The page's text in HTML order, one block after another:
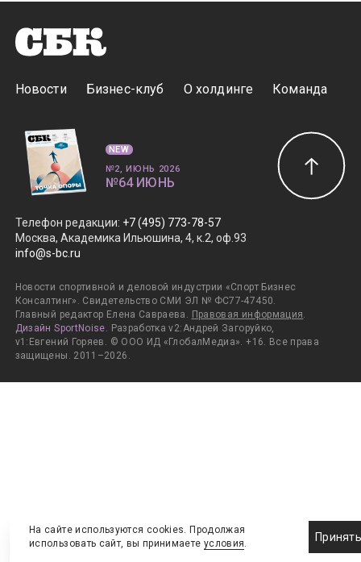
Новости Бизнес-клуб О холдинге Команда
Телефон редакции: +7 (495) 773-78-57
Москва, Академика Ильюшина, 4, к.2, оф.93
info@s-bc.ru
Новости спортивной и деловой индустрии «Спорт Бизнес
Консалтинг». Свидетельство СМИ ЭЛ № ФС77-47450.
Главный редактор Елена Савраева. Правовая информация.
Дизайн SportNoise. Разработка v2:Андрей Загоруйко,
v1:Евгений Горяев. © ООО ИД «ГлобалМедиа». +16. Все права
защищены. 2011–2026.
NEW
№2, ИЮНЬ 2026
№64 ИЮНЬ
На сайте используются cookies. Продолжая
использовать сайт, вы принимаете условия.
Принять